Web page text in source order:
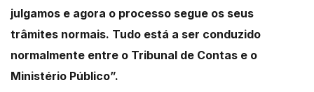
julgamos e agora o processo segue os seus
trâmites normais. Tudo está a ser conduzido
normalmente entre o Tribunal de Contas e o
Ministério Público”.